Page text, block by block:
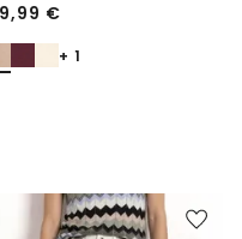
€
+ 1